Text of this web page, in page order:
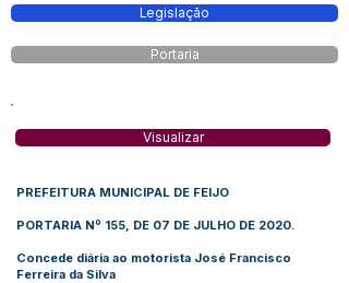
Legislação
Portaria
Visualizar
PREFEITURA MUNICIPAL DE FEIJO
PORTARIA Nº 155, DE 07 DE JULHO DE 2020.
Concede diária ao motorista José Francisco
Ferreira da Silva